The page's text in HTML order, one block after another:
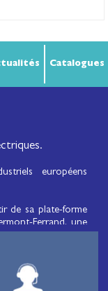
Catalogues
européens
de sa plate-forme
Ferrand, une
, de matériel
professionnels de